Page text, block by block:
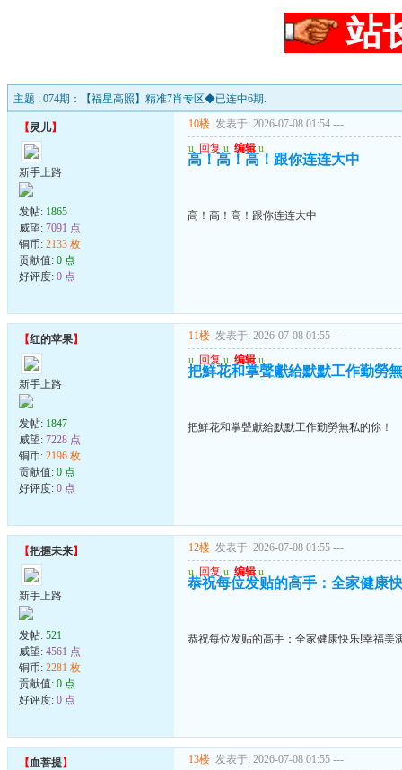
站
主题 : 074期：【福星高照】精准7肖专区◆已连中6期.
【灵儿】
新手上路
发帖: 1865
威望: 7091 点
铜币: 2133 枚
贡献值: 0 点
好评度: 0 点
10楼 发表于: 2026-07-08 01:54 ---
u 回复 u 编辑 u
高！高！高！跟你连连大中
高！高！高！跟你连连大中
【红的苹果】
新手上路
发帖: 1847
威望: 7228 点
铜币: 2196 枚
贡献值: 0 点
好评度: 0 点
11楼 发表于: 2026-07-08 01:55 ---
u 回复 u 编辑 u
把鮮花和掌聲獻給默默工作勤勞
把鮮花和掌聲獻給默默工作勤勞無私的伱！
【把握未来】
新手上路
发帖: 521
威望: 4561 点
铜币: 2281 枚
贡献值: 0 点
好评度: 0 点
12楼 发表于: 2026-07-08 01:55 ---
u 回复 u 编辑 u
恭祝每位发贴的高手：全家健康
恭祝每位发贴的高手：全家健康快乐!幸福美
【血菩提】 13楼 发表于: 2026-07-08 01:55 ---